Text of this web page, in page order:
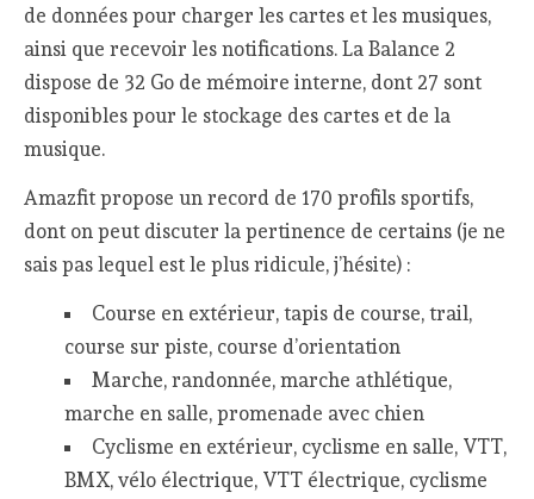
de données pour charger les cartes et les musiques,
ainsi que recevoir les notifications. La Balance 2
dispose de 32 Go de mémoire interne, dont 27 sont
disponibles pour le stockage des cartes et de la
musique.
Amazfit propose un record de 170 profils sportifs,
dont on peut discuter la pertinence de certains (je ne
sais pas lequel est le plus ridicule, j’hésite) :
Course en extérieur, tapis de course, trail,
course sur piste, course d’orientation
Marche, randonnée, marche athlétique,
marche en salle, promenade avec chien
Cyclisme en extérieur, cyclisme en salle, VTT,
BMX, vélo électrique, VTT électrique, cyclisme